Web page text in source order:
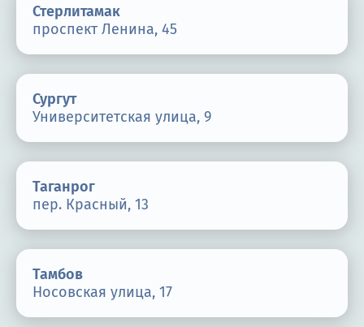
Стерлитамак
проспект Ленина, 45
Сургут
Университетская улица, 9
Таганрог
пер. Красный, 13
Тамбов
Носовская улица, 17